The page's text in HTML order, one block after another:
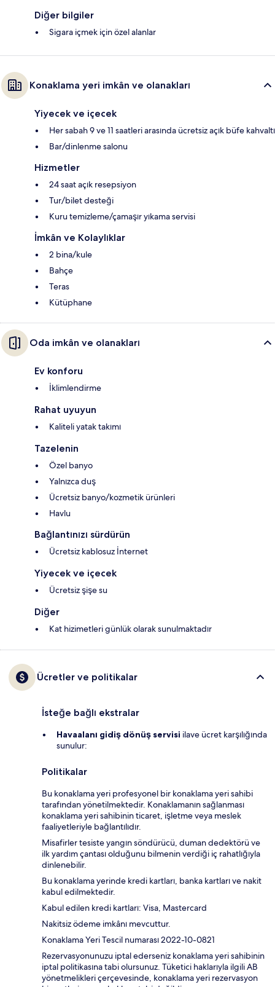
Diğer bilgiler
Sigara içmek için özel alanlar
Konaklama yeri imkân ve olanakları
Yiyecek ve içecek
Her sabah 9 ve 11 saatleri arasında ücretsiz açık büfe kahvaltı
Bar/dinlenme salonu
Hizmetler
24 saat açık resepsiyon
Tur/bilet desteği
Kuru temizleme/çamaşır yıkama servisi
İmkân ve Kolaylıklar
2 bina/kule
Bahçe
Teras
Kütüphane
Oda imkân ve olanakları
Ev konforu
İklimlendirme
Rahat uyuyun
Kaliteli yatak takımı
Tazelenin
Özel banyo
Yalnızca duş
Ücretsiz banyo/kozmetik ürünleri
Havlu
Bağlantınızı sürdürün
Ücretsiz kablosuz İnternet
Yiyecek ve içecek
Ücretsiz şişe su
Diğer
Kat hizimetleri günlük olarak sunulmaktadır
Ücretler ve politikalar
İsteğe bağlı ekstralar
Havaalanı gidiş dönüş servisi ilave ücret karşılığında
sunulur:
Politikalar
Bu konaklama yeri profesyonel bir konaklama yeri sahibi
tarafından yönetilmektedir. Konaklamanın sağlanması
konaklama yeri sahibinin ticaret, işletme veya meslek
faaliyetleriyle bağlantılıdır.
Misafirler tesiste yangın söndürücü, duman dedektörü ve
ilk yardım çantası olduğunu bilmenin verdiği iç rahatlığıyla
dinlenebilir.
Bu konaklama yerinde kredi kartları, banka kartları ve nakit
kabul edilmektedir.
Kabul edilen kredi kartları: Visa, Mastercard
Nakitsiz ödeme imkânı mevcuttur.
Konaklama Yeri Tescil numarası 2022-10-0821
Rezervasyonunuzu iptal ederseniz konaklama yeri sahibinin
iptal politikasına tabi olursunuz. Tüketici haklarıyla ilgili AB
yönetmelikleri çerçevesinde, konaklama yeri rezervasyon